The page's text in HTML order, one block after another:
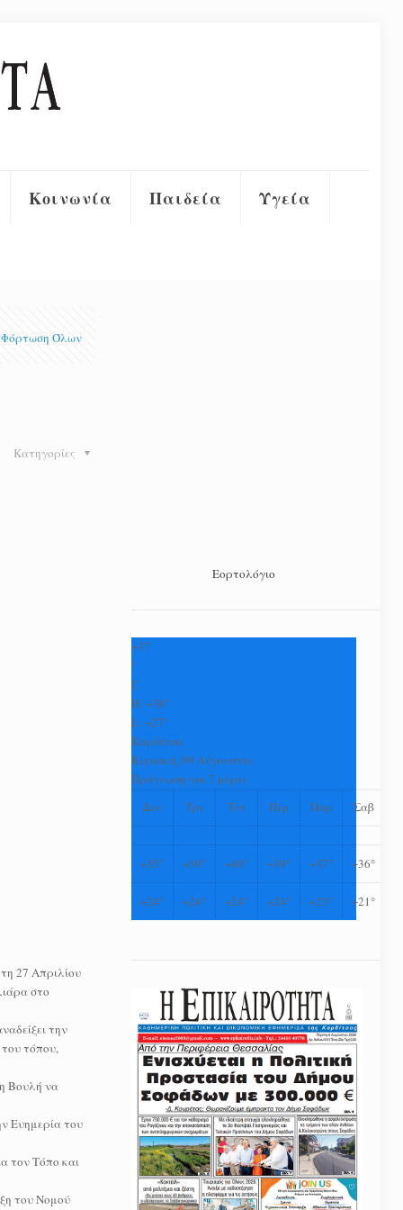
Κοινωνία Παιδεία Υγεία
Φόρτωση Όλων
Κατηγορίες
27 Απριλίου
στο
την
τόπου,
Βουλή να
Ευημερία του
τον Τόπο και
του Νομού
Εορτολόγιο
+37
°
C
H:+38°
L:+27°
Καρδίτσα
Κυριακή, 09 Αύγουστος
Πρόγνωση για 7 μέρες
Δευ
Τρι Τετ Πεμ Παρ Σαβ
+35° +39° +40° +39° +37° +36°
+24° +24° +24° +24° +23° +21°